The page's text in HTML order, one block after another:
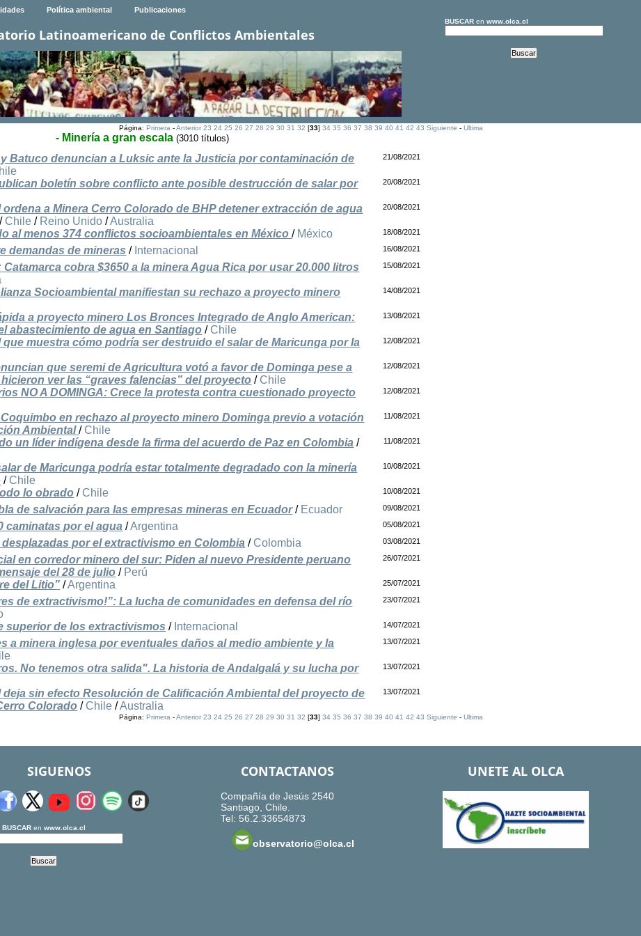
Política ambiental Publicaciones
Latinoamericano de Conflictos Ambientales
BUSCARen www.olca.cl
Página: Primera-Anterior 23 24 25 26 27 28 29 30 31 32 [33] 34 35 36 37 38 39 40 41 42 43 Siguiente - Ultima
- Minería a gran escala (3010 títulos)
Batuco denuncian a Luksic ante la Justicia por contaminación de
21/08/2021
boletín sobre conflicto ante posible destrucción de salar por
20/08/2021
a Minera Cerro Colorado de BHP detener extracción de agua
/ Chile / Reino Unido /Australia
20/08/2021
al menos 374 conflictos socioambientales en México/ México 18/08/2021
demandas de mineras / Internacional 16/08/2021
cobra $3650 a la minera Agua Rica por usar 20.000 litros
15/08/2021
Socioambiental manifiestan su rechazo a proyecto minero
14/08/2021
a proyecto minero Los Bronces Integrado de Anglo American:
abastecimiento de agua en Santiago / Chile
13/08/2021
muestra cómo podría ser destruido el salar de Maricunga por la
12/08/2021
que seremi de Agricultura votó a favor de Dominga pese a
ver las “graves falencias” del proyecto / Chile
12/08/2021
NO A DOMINGA: Crece la protesta contra cuestionado proyecto
12/08/2021
en rechazo al proyecto minero Dominga previo a votación
Ambiental/ Chile
11/08/2021
un líder indígena desde la firma del acuerdo de Paz en Colombia /
11/08/2021
de Maricunga podría estar totalmente degradado con la minería
/ Chile
10/08/2021
lo obrado / Chile 10/08/2021
de salvación para las empresas mineras en Ecuador/ Ecuador 09/08/2021
caminatas por el agua /Argentina 05/08/2021
por el extractivismo en Colombia / Colombia 03/08/2021
en corredor minero del sur: Piden al nuevo Presidente peruano
del 28 de julio / Perú
26/07/2021
del Litio” /Argentina 25/07/2021
de extractivismo!”: La lucha de comunidades en defensa del río
23/07/2021
superior de los extractivismos / Internacional 14/07/2021
a minera inglesa por eventuales daños al medio ambiente y la
13/07/2021
No tenemos otra salida". La historia de Andalgalá y su lucha por
13/07/2021
sin efecto Resolución de Calificación Ambiental del proyecto de
Colorado / Chile /Australia
13/07/2021
Página: Primera-Anterior 23 24 25 26 27 28 29 30 31 32 [33] 34 35 36 37 38 39 40 41 42 43 Siguiente - Ultima
SIGUENOS
BUSCARen www.olca.cl
CONTACTANOS
Compañía de Jesús 2540
Santiago, Chile.
Tel: 56.2.33654873
observatorio@olca.cl
UNETE AL OLCA